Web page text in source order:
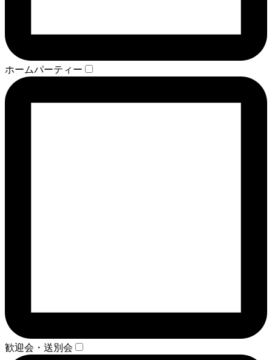
ホームパーティー
歓迎会・送別会